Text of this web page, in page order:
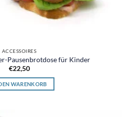
ACCESSOIRES
Pausenbrotdose für Kinder
€22,50
WARENKORB